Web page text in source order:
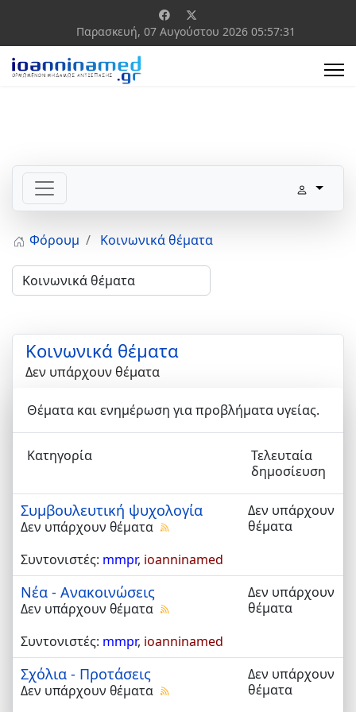
Παρασκευή, 07 Αυγούστου 2026 05:57:31
Φόρουμ Κοινωνικά θέματα
Κοινωνικά θέματα
Δεν υπάρχουν θέματα
Θέματα και ενημέρωση για προβλήματα υγείας.
Κατηγορία
Τελευταία
δημοσίευση
Συμβουλευτική ψυχολογία
Δεν υπάρχουν θέματα
Συντονιστές: mmpr, ioanninamed
Δεν υπάρχουν
θέματα
Νέα - Ανακοινώσεις
Δεν υπάρχουν θέματα
Συντονιστές: mmpr, ioanninamed
Δεν υπάρχουν
θέματα
Σχόλια - Προτάσεις
Δεν υπάρχουν θέματα
Δεν υπάρχουν
θέματα